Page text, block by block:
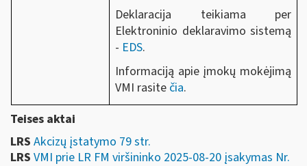
Deklaracija teikiama per
Elektroninio deklaravimo sistemą
- EDS.
Informaciją apie įmokų mokėjimą
VMI rasite čia.
Teises aktai
LRS Akcizų įstatymo 79 str.
LRS VMI prie LR FM viršininko 2025-08-20 įsakymas Nr.